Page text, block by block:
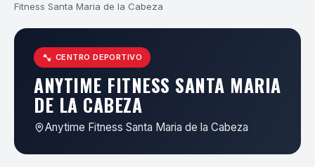
Fitness Santa Maria de la Cabeza
CENTRO DEPORTIVO
ANYTIME FITNESS SANTA MARIA
DE LA CABEZA
Anytime Fitness Santa Maria de la Cabeza